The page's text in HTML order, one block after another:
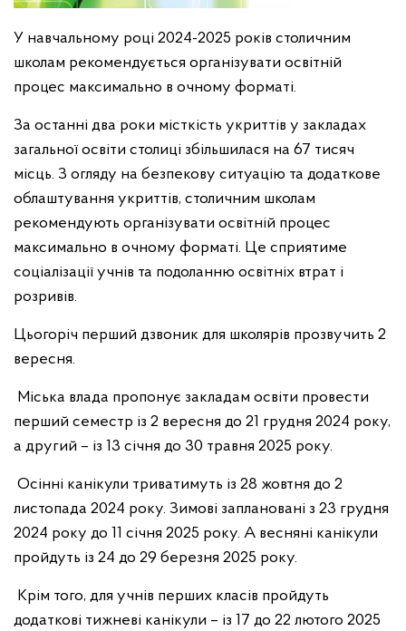
У навчальному році 2024-2025 років столичним
школам рекомендується організувати освітній
процес максимально в очному форматі.
За останні два роки місткість укриттів у закладах
загальної освіти столиці збільшилася на 67 тисяч
місць. З огляду на безпекову ситуацію та додаткове
облаштування укриттів, столичним школам
рекомендують організувати освітній процес
максимально в очному форматі. Це сприятиме
соціалізації учнів та подоланню освітніх втрат і
розривів.
Цьогоріч перший дзвоник для школярів прозвучить 2
вересня.
Міська влада пропонує закладам освіти провести
перший семестр із 2 вересня до 21 грудня 2024 року,
а другий – із 13 січня до 30 травня 2025 року.
Осінні канікули триватимуть із 28 жовтня до 2
листопада 2024 року. Зимові заплановані з 23 грудня
2024 року до 11 січня 2025 року. А весняні канікули
пройдуть із 24 до 29 березня 2025 року.
Крім того, для учнів перших класів пройдуть
додаткові тижневі канікули – із 17 до 22 лютого 2025